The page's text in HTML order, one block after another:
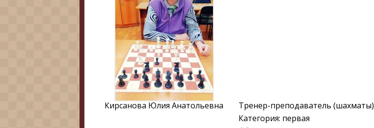
Кирсанова Юлия Анатольевна
Тренер-преподаватель (шахматы)
Категория: первая